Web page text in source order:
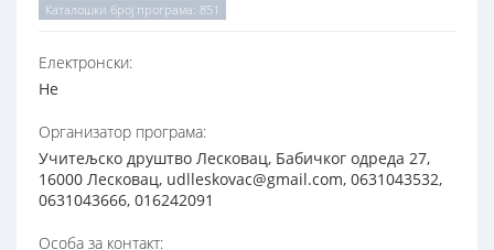
Каталошки број програма: 851
Електронски:
Не
Организатор програма:
Учитељско друштво Лесковац, Бабичког одреда 27,
16000 Лесковац, udlleskovac@gmail.com, 0631043532,
0631043666, 016242091
Особа за контакт: